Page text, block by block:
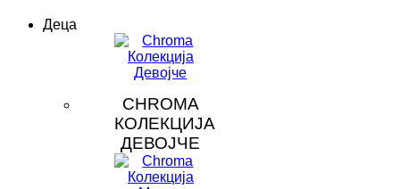
Деца
CHROMA
КОЛЕКЦИЈА
ДЕВОЈЧЕ